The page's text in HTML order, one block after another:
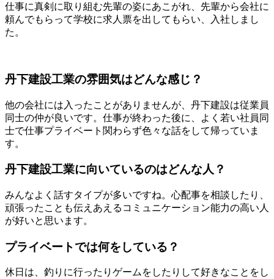
仕事に真剣に取り組む先輩の姿にあこがれ、先輩から会社に
頼んでもらって学校に求人票を出してもらい、入社しまし
た。
丹下建設工業の雰囲気はどんな感じ？
他の会社には入ったことがありませんが、丹下建設は従業員
同士の仲が良いです。仕事が終わった後に、よく若い社員同
士で仕事プライベート関わらず色々な話をして帰っていま
す。
丹下建設工業に向いているのはどんな人？
みんなよく話すタイプが多いですね。心配事を相談したり、
頑張ったことも伝えあえるコミュニケーション能力の高い人
が好いと思います。
プライベートでは何をしている？
休日は、釣りに行ったりゲームをしたりして好きなことをし